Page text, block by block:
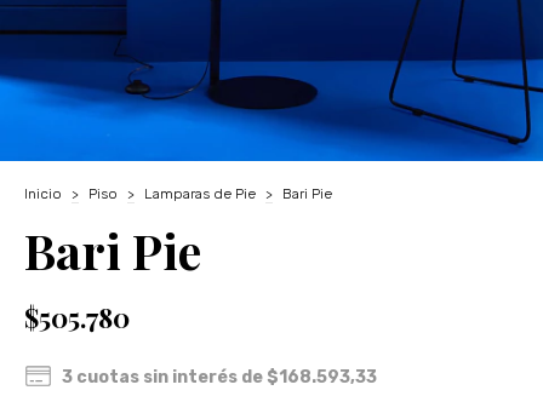
Inicio > Piso > Lamparas de Pie > Bari Pie
Bari Pie
$505.780
3 cuotas sin interés de $168.593,33